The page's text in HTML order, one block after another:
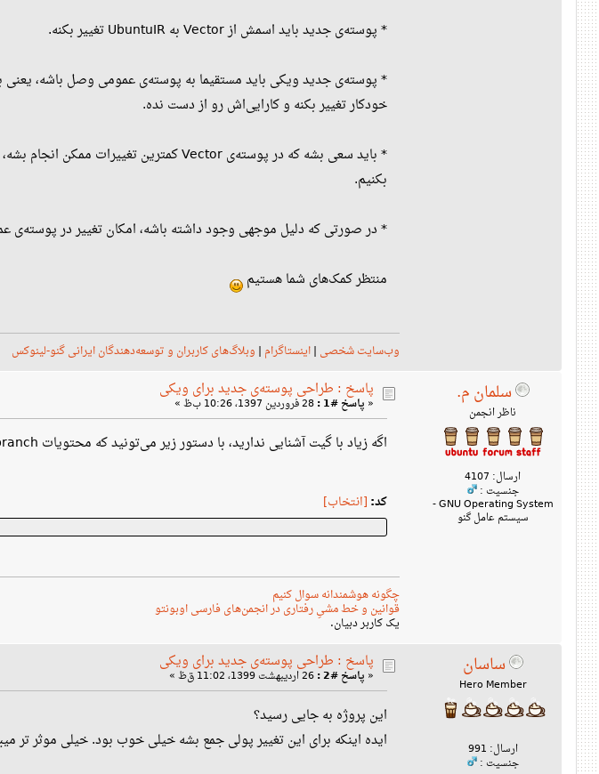
* پوسته‌ی جدید باید اسمش از Vector به UbuntuIR تغییر بکنه.
* پوسته‌ی جدید ویکی باید مستقیما به پوسته‌ی عمومی وصل باشه، یعنی
خودکار تغییر بکنه و کارایی‌اش رو از دست نده.
بکنیم.
* در صورتی که دلیل موجهی وجود داشته باشه، امکان تغییر در پوسته‌ی
منتظر کمک‌های شما هستیم
وب‌سایت شخصی |اینستاگرام | وبلاگ‌های کاربران و توسعه‌دهندگان ایرانی گنو-لینوکس
سلمان م.
ناظر انجمن
ارسال: 4107
جنسیت :
GNU Operating System -
سیستم عامل گنو
پاسخ : طراحی پوسته‌ی جدید برای ویکی
« پاسخ #1 :
اگه زیاد با گیت آشنایی ندارید، با دستور زیر می‌تونید که محتویات branch مورد نظر رو بگیرید:
کد: [انتخاب]
چگونه هوشمندانه سوال کنیم
قوانین و خط مشیِ رفتاری در انجمن‌های فارسی اوبونتو
یک کاربر دبیان.
ساسان
Hero Member
ارسال: 991
جنسیت :
پاسخ : طراحی پوسته‌ی جدید برای ویکی
« پاسخ #2 :
این پروژه به جایی رسید؟
ایده اینکه برای این تغییر پولی جمع بشه خیلی خوب بود. خیلی موثر تر